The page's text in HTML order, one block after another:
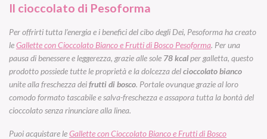
Il cioccolato di Pesoforma
Per offrirti tutta l’energia e i benefici del cibo degli Dei, Pesoforma ha creato
leGallette con Cioccolato Bianco e Frutti di Bosco Pesoforma. Per una
pausa di benessere e leggerezza, grazie alle sole 78 kcalper galletta, questo
prodotto possiede tutte le proprietà e la dolcezza delcioccolato bianco
unite alla freschezza deifrutti di bosco. Portale ovunque grazie al loro
comodo formato tascabile e salva-freschezza e assapora tutta la bontà del
cioccolato senza rinunciare alla linea.
Puoi acquistare leGallette con Cioccolato Bianco e Frutti di Bosco